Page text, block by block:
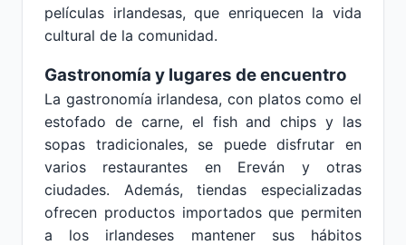
películas irlandesas, que enriquecen la vida
cultural de la comunidad.
Gastronomía y lugares de encuentro
La gastronomía irlandesa, con platos como el
estofado de carne, el fish and chips y las
sopas tradicionales, se puede disfrutar en
varios restaurantes en Ereván y otras
ciudades. Además, tiendas especializadas
ofrecen productos importados que permiten
a los irlandeses mantener sus hábitos